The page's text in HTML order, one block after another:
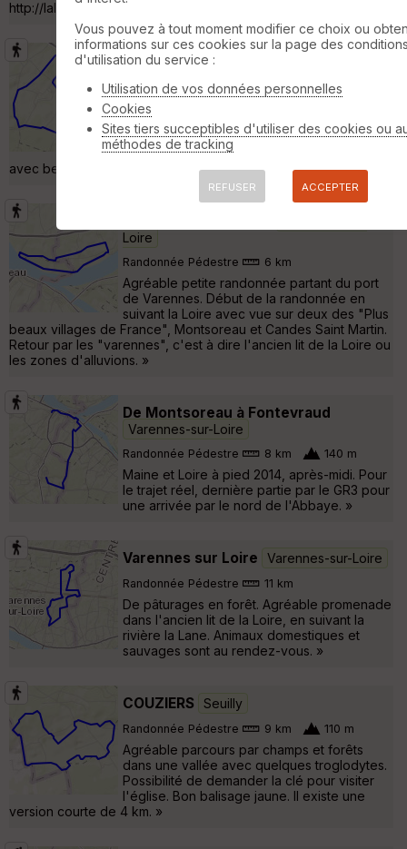
http://laloireacheval.equiliberte.org/laloireacheval/ »
St Germain sur Vienne
Randonnée Pédestre 10 km 170 m
Variante du chemin balisé au départ de
l'église. Très beau paysages, vallée de la
Vienne et de la Loire, champs et forêts. Une
très grande variété de maisons en tuffeau
avec beaucoup de troglodytes surprenants »
Loire
Randonnée Pédestre 6 km
Agréable petite randonnée partant du port
de Varennes. Début de la randonnée en
suivant la Loire avec vue sur deux des "Plus
beaux villages de France", Montsoreau et Candes Saint Martin.
Retour par les "varennes", c'est à dire l'ancien lit de la Loire ou
les zones d'alluvions. »
De Montsoreau à Fontevraud
Varennes-sur-Loire
Randonnée Pédestre 8 km 140 m
Maine et Loire à pied 2014, après-midi. Pour
le trajet réel, dernière partie par le GR3 pour
une arrivée par le nord de l'Abbaye. »
Varennes sur Loire Varennes-sur-Loire
Randonnée Pédestre 11 km
De pâturages en forêt. Agréable promenade
dans l'ancien lit de la Loire, en suivant la
rivière la Lane. Animaux domestiques et
sauvages sont au rendez-vous. »
COUZIERS Seuilly
Randonnée Pédestre 9 km 110 m
Agréable parcours par champs et forêts
dans une vallée avec quelques troglodytes.
Possibilité de demander la clé pour visiter
l'église. Bon balisage jaune. Il existe une
version courte de 4 km. »
Vous pouvez à tout moment modifier ce choix ou
informations sur ces cookies sur la page des
d'utilisation du service :
Utilisation de vos données personnelles
Cookies
Sites tiers succeptibles d'utiliser des cookies ou
méthodes de tracking
REFUSER ACCEPTER